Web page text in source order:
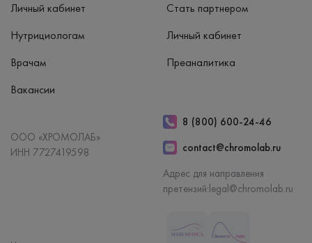
Личный кабинет
Нутрициологам
Врачам
Вакансии
Стать партнером
Личный кабинет
Преаналитика
ООО «ХРОМОЛАБ»
ИНН 7727419598
8 (800) 600-24-46
contact@chromolab.ru
Адрес для направления
претензий:legal@chromolab.ru